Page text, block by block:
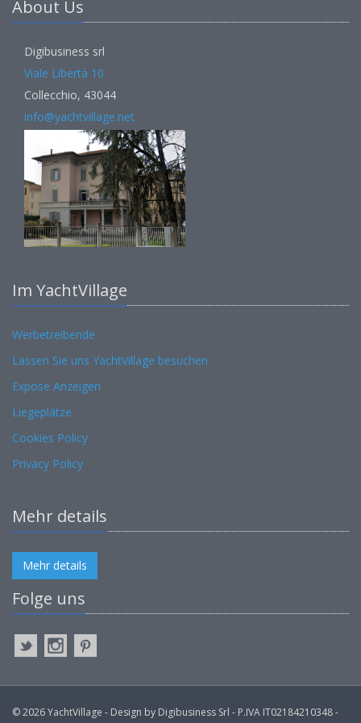
About Us
Digibusiness srl
Viale Libertà 10
Collecchio, 43044
info@yachtvillage.net
Im YachtVillage
Werbetreibende
Lassen Sie uns YachtVillage besuchen
Expose Anzeigen
Liegeplätze
Cookies Policy
Privacy Policy
Mehr details
Mehr details
Folge uns
© 2026 YachtVillage - Design by Digibusiness Srl - P.IVA IT02184210348 -